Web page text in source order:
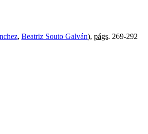
, Beatriz Souto Galván), págs. 269-292